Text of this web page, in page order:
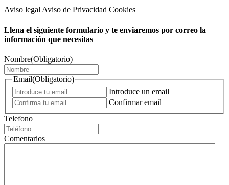
Aviso legal Aviso de Privacidad Cookies
Llena el siguiente formulario y te enviaremos por correo la
información que necesitas
Nombre(Obligatorio)
Email(Obligatorio)
Introduce un email
Confirmar email
Telefono
Comentarios